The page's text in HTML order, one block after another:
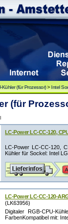
Kühler (für Prozessor)> Intel
(für
LC-Power LC-CC-120,
LC-Power LC-CC-120,
Kühler für Sockel: Intel
LC-Power LC-CC-120-
(LK63956)
Digitaler RGB-CPU-
FarbenKompatibel mit: